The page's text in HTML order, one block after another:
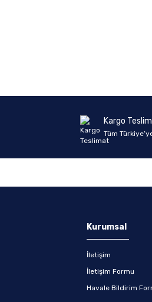
Kargo
Tüm
Kurumsal
İletişim
İletişim Formu
Havale Bildirim